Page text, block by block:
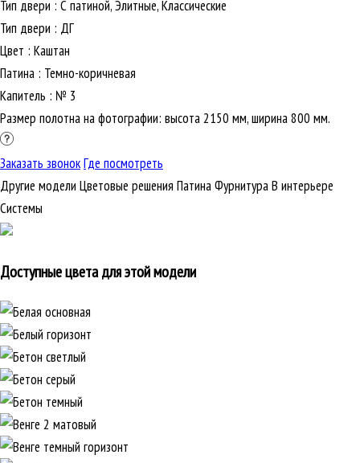
Тип двери : С патиной, Элитные, Классические
Тип двери : ДГ
Цвет : Каштан
Патина : Темно-коричневая
Капитель : № 3
Размер полотна на фотографии: высота 2150 мм, ширина 800 мм.
Заказать звонокГде посмотреть
Другие модели Цветовые решения ПатинаФурнитураВ интерьере
Cистемы
Доступные цвета для этой модели